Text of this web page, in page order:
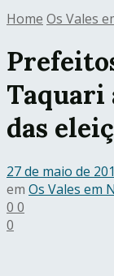
Home Os Vales
Taquari
das
27 de maio de
em Os Vales em
0 0
0